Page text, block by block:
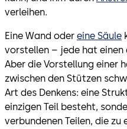
verleihen.
Eine Wand oder eine Säule
vorstellen – jede hat einen
Aber die Vorstellung einer
zwischen den Stützen
Art des Denkens: eine
einzigen Teil besteht,
verbundenen Teilen, die